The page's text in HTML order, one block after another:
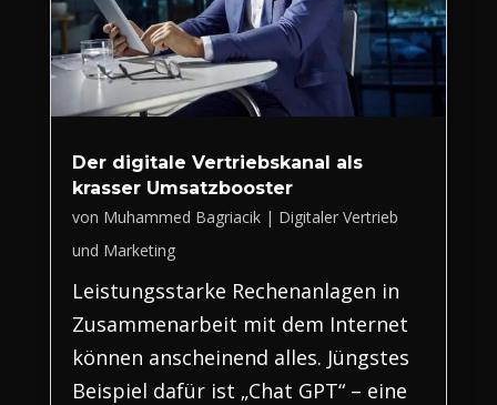
Der digitale Vertriebskanal als
krasser Umsatzbooster
von Muhammed Bagriacik| Digitaler Vertrieb
und Marketing
Leistungsstarke Rechenanlagen in
Zusammenarbeit mit dem Internet
können anscheinend alles. Jüngstes
Beispiel dafür ist „Chat GPT“ – eine